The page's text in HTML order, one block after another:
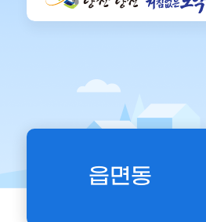
읍면동